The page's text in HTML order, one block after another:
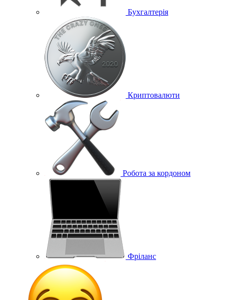
Бухгалтерія
Криптовалюти
Робота за кордоном
Фріланс